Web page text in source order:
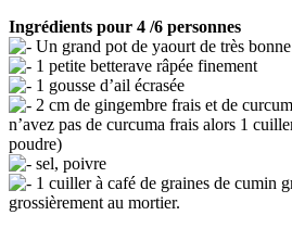
Ingrédients pour 4 /6 personnes
Un grand pot de yaourt de très
1 petite betterave râpée finement
1 gousse d’ail écrasée
2 cm de gingembre frais et de
n’avez pas de curcuma frais alors 1
poudre)
sel, poivre
1 cuiller à café de graines de cumin
grossièrement au mortier.